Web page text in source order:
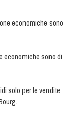
economiche sono
economiche sono di
solo per le vendite